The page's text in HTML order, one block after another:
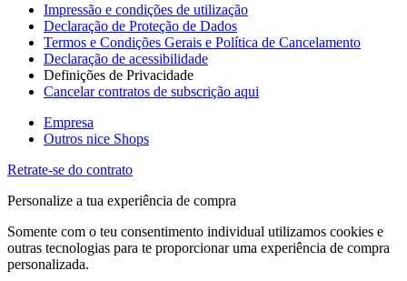
Impressão e condições de utilização
Declaração de Proteção de Dados
Termos e Condições Gerais e Política de Cancelamento
Declaração de acessibilidade
Definições de Privacidade
Cancelar contratos de subscrição aqui
Empresa
Outros nice Shops
Retrate-se do contrato
Personalize a tua experiência de compra
Somente com o teu consentimento individual utilizamos cookies e
outras tecnologias para te proporcionar uma experiência de compra
personalizada.